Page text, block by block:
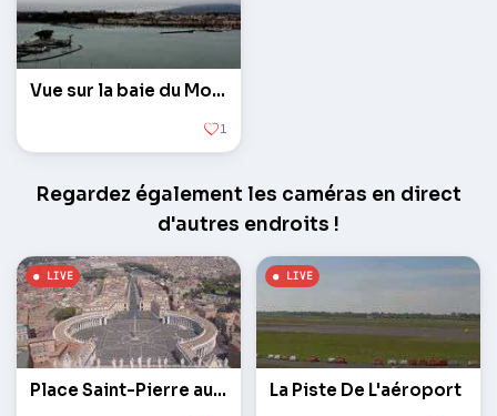
Vue sur la baie du Mont Blanc
1
Regardez également les caméras en direct
d'autres endroits !
Place Saint-Pierre au Vatican La Piste De L'aéroport